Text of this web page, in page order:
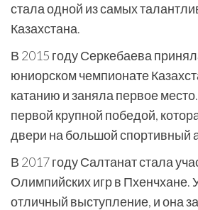
стала одной из самых
Казахстана.
В 2015 году Серкебаева
юниорском чемпионате
катанию и заняла первое
первой крупной победой,
двери на большой спортивный
В 2017 году Салтанат стала
Олимпийских игр в Пхенчхане.
отличный выступление, и она